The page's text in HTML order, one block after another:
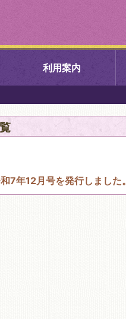
利用案内
中央図書館
北図書館
山科図書館
7年12月号を発行しました。